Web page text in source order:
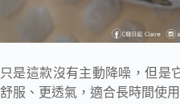
只是這款沒有主動降噪，但是
舒服、更透氣，適合長時間使用